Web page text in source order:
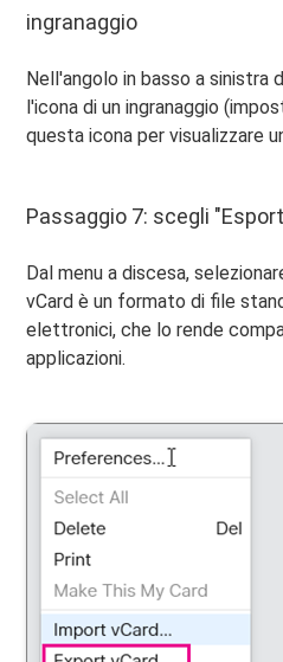
ingranaggio
Nell'angolo in basso a
l'icona di un ingranaggio
questa icona per visualizzare
Passaggio 7: scegli
Dal menu a discesa,
vCard è un formato di file
elettronici, che lo rende
applicazioni.